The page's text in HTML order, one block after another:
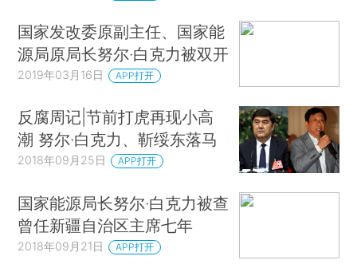
国家发改委原副主任、国家能
源局原局长努尔·白克力被双开
2019年03月16日 APP打开
反腐周记|节前打虎再现小高
潮 努尔·白克力、靳绥东落马
2018年09月25日 APP打开
国家能源局长努尔·白克力被查
曾任新疆自治区主席七年
2018年09月21日 APP打开